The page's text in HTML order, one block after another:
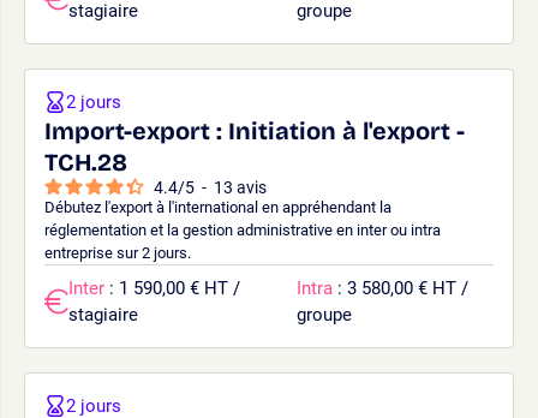
stagiaire groupe
Import-export : Initiation à l'export -
TCH.28
4.4/5 - 13 avis
Débutez l'export à l'international en appréhendant la
réglementation et la gestion administrative en inter ou intra
entreprise sur 2 jours.
2 jours
Inter : 1 590,00 € HT /
stagiaire
Intra : 3 580,00 € HT /
groupe
2 jours